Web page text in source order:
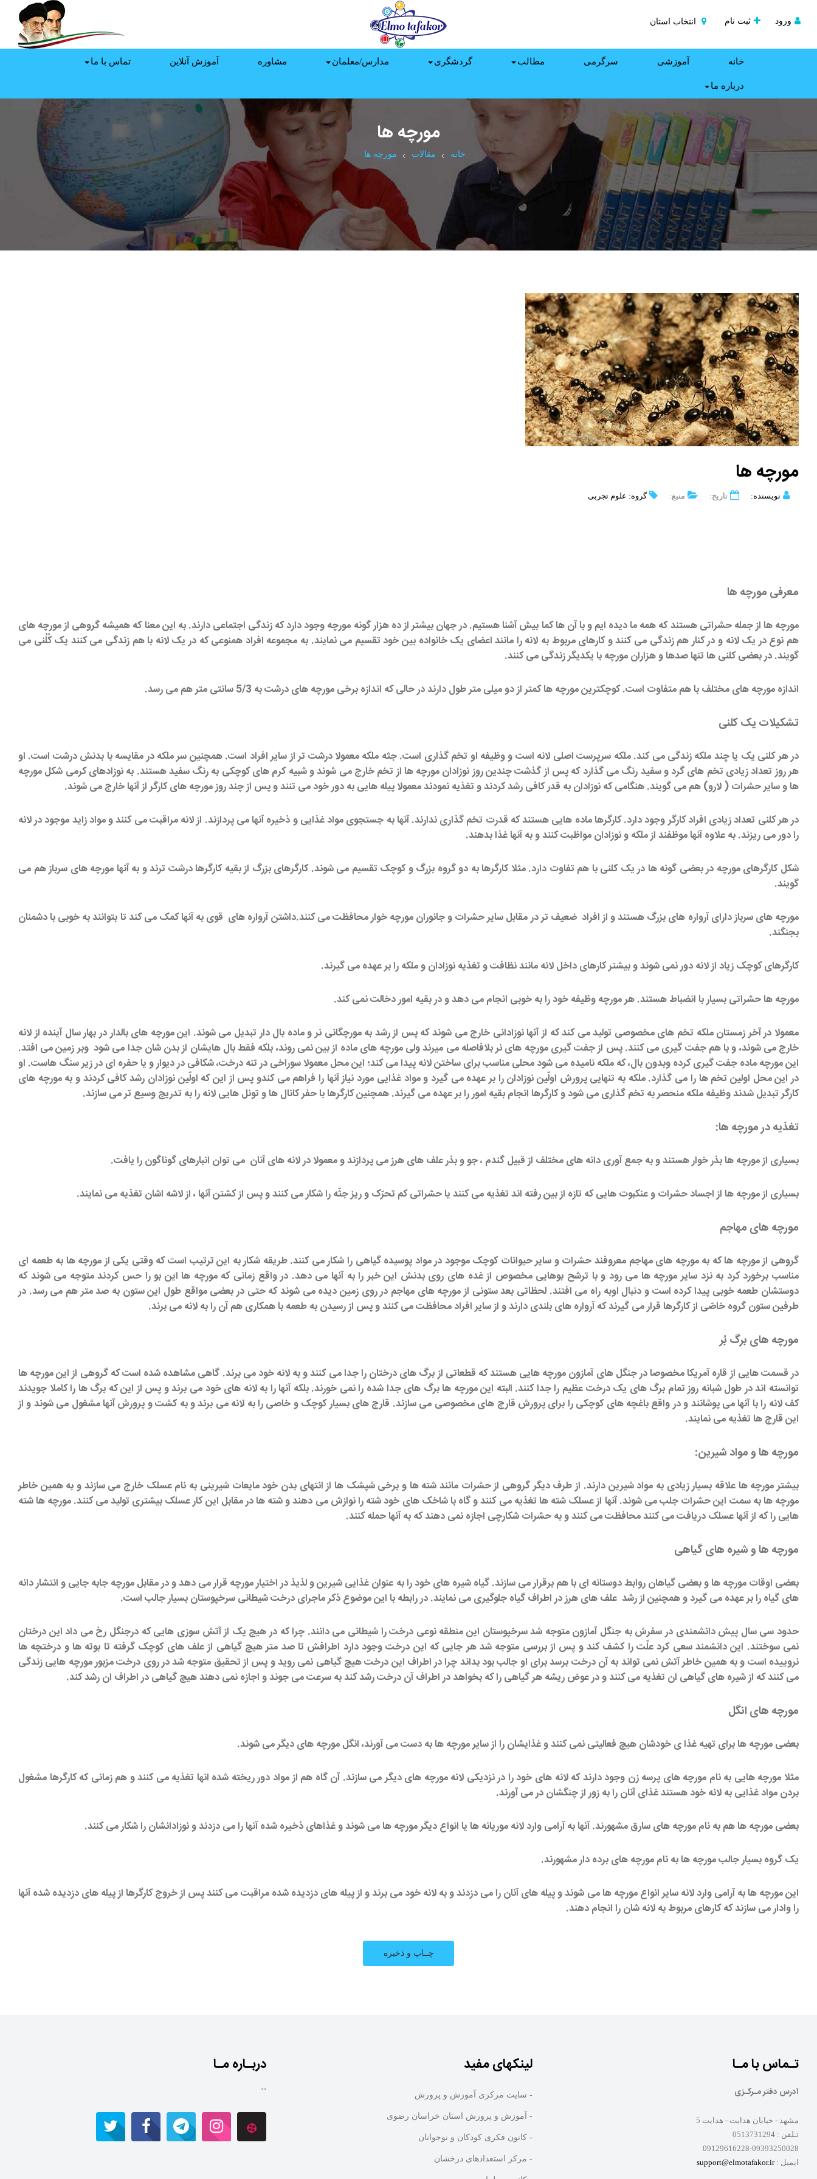
ورود ثبت نام انتخاب استان
خانه آموزشی سرگرمی مطالب گردشگری مدارس/معلمان مشاوره آموزش آنلاین تماس با ما
درباره ما
مورچه ها
خانه مقالات مورچه ها
مورچه ها
نویسنده: تاریخ: منبع: گروه: علوم تجربی
معرفی مورچه ها
مورچه ها از جمله حشراتی هستند که همه ما دیده ایم و با آن ها کما بیش آشنا هستیم. در جهان بیشتر از ده هزار گونه مورچه وجود دارد که زندگی اجتماعی دارند. به این معنا که همیشه گروهی از مورچه های
هم نوع در یک لانه و در کنار هم زندگی می کنند و کارهای مربوط به لانه را مانند اعضای یک خانواده بین خود تقسیم می نمایند. به مجموعه افراد همنوعی که در یک لانه با هم زندگی می کنند یک کُلُنی می
گویند. در بعضی کلنی ها تنها صدها و هزاران مورچه با یکدیگر زندگی می کنند.
اندازه مورچه های مختلف با هم متفاوت است. کوچکترین مورچه ها کمتر از دو میلی متر طول دارند در حالی که اندازه برخی مورچه های درشت به 5/3 سانتی متر هم می رسد.
تشکیلات یک کلنی
در هر کلنی یک یا چند ملکه زندگی می کند. ملکه سرپرست اصلی لانه است و وظیفه او تخم گذاری است. جثه ملکه معمولا درشت تر از سایر افراد است. همچنین سر ملکه در مقایسه با بدنش درشت است. او
هر روز تعداد زیادی تخم های گرد و سفید رنگ می گذارد که پس از گذشت چندین روز نوزادان مورچه ها از تخم خارج می شوند و شبیه کرم های کوچکی به رنگ سفید هستند. به نوزادهای کرمی شکل مورچه
ها و سایر حشرات ( لارو) هم می گویند. هنگامی که نوزادان به قدر کافی رشد کردند و تغذیه نمودند معمولا پیله هایی به دور خود می تنند و پس از چند روز مورچه های کارگر از آنها خارج می شوند.
در هر کلنی تعداد زیادی افراد کارگر وجود دارد. کارگرها ماده هایی هستند که قدرت تخم گذاری ندارند. آنها به جستجوی مواد غذایی و ذخیره آنها می پردازند. از لانه مراقبت می کنند و مواد زاید موجود در لانه
را دور می ریزند. به علاوه آنها موظفند از ملکه و نوزادان مواظبت کنند و به آنها غذا بدهند.
شکل کارگرهای مورچه در بعضی گونه ها در یک کلنی با هم تفاوت دارد. مثلا کارگرها به دو گروه بزرگ و کوچک تقسیم می شوند. کارگرهای بزرگ از بقیه کارگرها درشت ترند و به آنها مورچه های سرباز هم می
گویند.
مورچه های سرباز دارای آرواره های بزرگ هستند و از افراد ضعیف تر در مقابل سایر حشرات و جانوران مورچه خوار محافظت می کنند.داشتن آرواره های قوی به آنها کمک می کند تا بتوانند به خوبی با دشمنان
بجنگند.
کارگرهای کوچک زیاد از لانه دور نمی شوند و بیشتر کارهای داخل لانه مانند نظافت و تغذیه نوزادان و ملکه را بر عهده می گیرند.
مورچه ها حشراتی بسیار با انضباط هستند. هر مورچه وظیفه خود را به خوبی انجام می دهد و در بقیه امور دخالت نمی کند.
معمولا در آخر زمستان ملکه تخم های مخصوصی تولید می کند که از آنها نوزادانی خارج می شوند که پس از رشد به مورچگانی نر و ماده بال دار تبدیل می شوند. این مورچه های بالدار در بهار سال آینده از لانه
خارج می شوند، و با هم جفت گیری می کنند. پس از جفت گیری مورچه های نر بلافاصله می میرند ولی مورچه های ماده از بین نمی روند، بلکه فقط بال هایشان از بدن شان جدا می شود وبر زمین می افتد.
این مورچه ماده جفت گیری کرده وبدون بال، که ملکه نامیده می شود محلی مناسب برای ساختن لانه پیدا می کند؛ این محل معمولا سوراخی در تنه درخت، شکافی در دیوار و یا حفره ای در زیر سنگ هاست. او
در این محل اولین تخم ها را می گذارد. ملکه به تنهایی پرورش اولّین نوزادان را بر عهده می گیرد و مواد غذایی مورد نیاز آنها را فراهم می کندو پس از این که اولّین نوزادان رشد کافی کردند و به مورچه های
کارگر تبدیل شدند وظیفه ملکه منحصر به تخم گذاری می شود و کارگرها انجام بقیه امور را بر عهده می گیرند. همچنین کارگرها با حفر کانال ها و تونل هایی لانه را به تدریج وسیع تر می سازند.
تغذیه در مورچه ها:
بسیاری از مورچه ها بذر خوار هستند و به جمع آوری دانه های مختلف از قبیل گندم ، جو و بذر علف های هرز می پردازند و معمولا در لانه های آنان می توان انبارهای گوناگون را یافت.
بسیاری از مورچه ها از اجساد حشرات و عنکبوت هایی که تازه از بین رفته اند تغذیه می کنند یا حشراتی کم تحرّک و ریز جثّه را شکار می کنند و پس از کشتن آنها ، از لاشه اشان تغذیه می نمایند.
مورچه های مهاجم
گروهی از مورچه ها که به مورچه های مهاجم معروفند حشرات و سایر حیوانات کوچک موجود در مواد پوسیده گیاهی را شکار می کنند. طریقه شکار به این ترتیب است که وقتی یکی از مورچه ها به طعمه ای
مناسب برخورد کرد به نزد سایر مورچه ها می رود و با ترشح بوهایی مخصوص از غده های روی بدنش این خبر را به آنها می دهد. در واقع زمانی که مورچه ها این بو را حس کردند متوجه می شوند که
دوستشان طعمه خوبی پیدا کرده است و دنبال اوبه راه می افتند. لحظاتی بعد ستونی از مورچه های مهاجم در روی زمین دیده می شوند که حتی در بعضی مواقع طول این ستون به صد متر هم می رسد. در
طرفین ستون گروه خاصّی از کارگرها قرار می گیرند که آرواره های بلندی دارند و از سایر افراد محافظت می کنند و پس از رسیدن به طعمه با همکاری هم آن را به لانه می برند.
مورچه های برگ بُر
در قسمت هایی از قاره آمریکا مخصوصا در جنگل های آمازون مورچه هایی هستند که قطعاتی از برگ های درختان را جدا می کنند و به لانه خود می برند. گاهی مشاهده شده است که گروهی از این مورچه ها
توانسته اند در طول شبانه روز تمام برگ های یک درخت عظیم را جدا کنند. البته این مورچه ها برگ های جدا شده را نمی خورند. بلکه آنها را به لانه های خود می برند و پس از این که برگ ها را کاملا جویدند
کف لانه را با آنها می پوشانند و در واقع باغچه های کوچکی را برای پرورش قارچ های مخصوصی می سازند. قارچ های بسیار کوچک و خاصی را به لانه می برند و به کشت و پرورش آنها مشغول می شوند و از
این قارچ ها تغذیه می نمایند.
مورچه ها و مواد شیرین:
بیشتر مورچه ها علاقه بسیار زیادی به مواد شیرین دارند. از طرف دیگر گروهی از حشرات مانند شته ها و برخی شپشک ها از انتهای بدن خود مایعات شیرینی به نام عسلک خارج می سازند و به همین خاطر
مورچه ها به سمت این حشرات جلب می شوند. آنها از عسلک شته ها تغذیه می کنند و گاه با شاخک های خود شته را نوازش می دهند و شته ها در مقابل این کار عسلک بیشتری تولید می کنند. مورچه ها شته
هایی را که از آنها عسلک دریافت می کنند محافظت می کنند و به حشرات شکارچی اجازه نمی دهند که به آنها حمله کنند.
مورچه ها و شیره های گیاهی
بعضی اوقات مورچه ها و بعضی گیاهان روابط دوستانه ای با هم برقرار می سازند. گیاه شیره های خود را به عنوان غذایی شیرین و لذیذ در اختیار مورچه قرار می دهد و در مقابل مورچه جابه جایی و انتشار دانه
های گیاه را بر عهده می گیرد و همچنین از رشد علف های هرز در اطراف گیاه جلوگیری می نمایند. در رابطه با این موضوع ذکر ماجرای درخت شیطانی سرخپوستان بسیار جالب است.
حدود سی سال پیش دانشمندی در سفرش به جنگل آمازون متوجه شد سرخپوستان این منطقه نوعی درخت را شیطانی می دانند. چرا که در هیچ یک از آتش سوزی هایی که درجنگل رخ می داد این درختان
نمی سوختند. این دانشمند سعی کرد علّت را کشف کند و پس از بررسی متوجه شد هر جایی که این درخت وجود دارد اطرافش تا صد متر هیچ گیاهی از علف های کوچک گرفته تا بوته ها و درختچه ها
نروییده است و به همین خاطر آتش نمی تواند به آن درخت برسد برای او جالب بود بداند چرا در اطراف این درخت هیچ گیاهی نمی روید و پس از تحقیق متوجه شد در روی درخت مزبور مورچه هایی زندگی
می کنند که از شیره های گیاهی ان تغذیه می کنند و در عوض ریشه هر گیاهی را که بخواهد در اطراف آن درخت رشد کند به سرعت می جوند و اجازه نمی دهند هیچ گیاهی در اطراف ان رشد کند.
مورچه های انگل
بعضی مورچه ها برای تهیه غذا ی خودشان هیچ فعالیتی نمی کنند و غذایشان را از سایر مورچه ها به دست می آورند، انگل مورچه های دیگر می شوند.
مثلا مورچه هایی به نام مورچه های پرسه زن وجود دارند که لانه های خود را در نزدیکی لانه مورچه های دیگر می سازند. آن گاه هم از مواد دور ریخته شده انها تغذیه می کنند و هم زمانی که کارگرها مشغول
بردن مواد غذایی به لانه خود هستند غذای آنان را به زور از چنگشان در می آورند.
بعضی مورچه ها هم به نام مورچه های سارق مشهورند. آنها به آرامی وارد لانه موریانه ها یا انواع دیگر مورچه ها می شوند و غذاهای ذخیره شده آنها را می دزدند و نوزادانشان را شکار می کنند.
یک گروه بسیار جالب مورچه ها به نام مورچه های برده دار مشهورند.
این مورچه ها به آرامی وارد لانه سایر انواع مورچه ها می شوند و پیله های آنان را می دزدند و به لانه خود می برند و از پیله های دزدیده شده مراقبت می کنند پس از خروج کارگرها از پیله های دزدیده شده آنها
را وادار می سازند که کارهای مربوط به لانه شان را انجام دهند.
دربـاره مـا
""
لینکهای مفید
- سایت مرکزی آموزش و پرورش
- آموزش و پرورش استان خراسان رضوی
- کانون فکری کودکان و نوجوانان
- مرکز استعدادهای درخشان
تـماس با مـا
آدرس دفتر مـرکـزی
مشهد - خیابان هدایت - هدایت 5
تـلفن : 0513731294
09129616228-09393250028
ایمیل :support@elmotafakor.ir